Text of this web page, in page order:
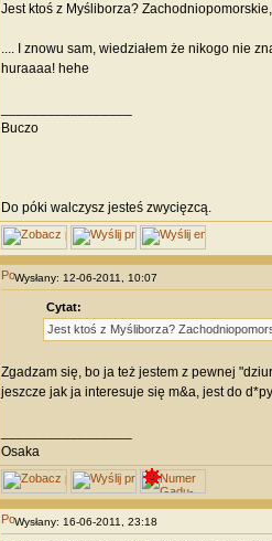
Jest ktoś z Myśliborza?
.... I znowu sam, wiedziałem że nikogo nie
huraaaa! hehe
Buczo
Do póki walczysz jesteś zwycięzcą.
Wysłany: 12-06-2011, 10:07
Cytat:
Jest ktoś z Myśliborza?
Zgadzam się, bo ja też jestem z pewnej
jeszcze jak ja interesuje się m&a, jest do
Osaka
Wysłany: 16-06-2011, 23:18